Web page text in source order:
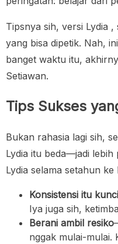
Tipsnya sih, versi Lydia ,
yang bisa dipetik. Nah,
banget waktu itu,
Setiawan.
Tips Sukses
Bukan rahasia lagi sih,
Lydia itu beda—jadi
Lydia selama setahun
Konsistensi itu
Iya juga sih,
Berani ambil resiko
nggak mulai-mulai.